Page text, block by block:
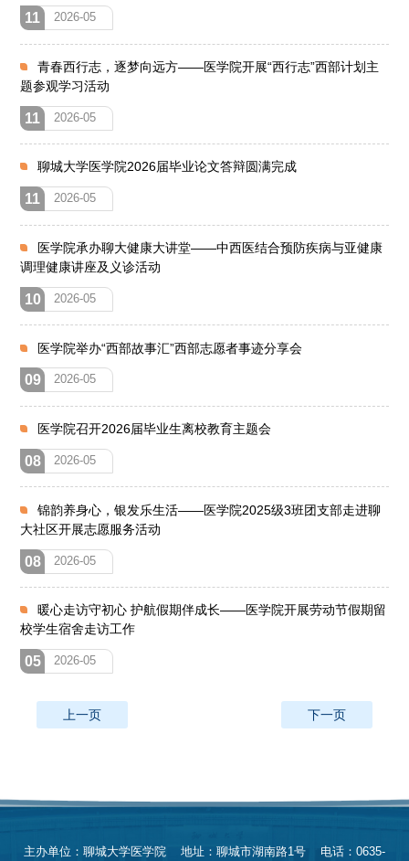
11 2026-05
青春西行志，逐梦向远方——医学院开展“西行志”西部计划主
题参观学习活动
11 2026-05
聊城大学医学院2026届毕业论文答辩圆满完成
11 2026-05
医学院承办聊大健康大讲堂——中西医结合预防疾病与亚健康
调理健康讲座及义诊活动
10 2026-05
医学院举办“西部故事汇”西部志愿者事迹分享会
09 2026-05
医学院召开2026届毕业生离校教育主题会
08 2026-05
锦韵养身心，银发乐生活——医学院2025级3班团支部走进聊
大社区开展志愿服务活动
08 2026-05
暖心走访守初心 护航假期伴成长——医学院开展劳动节假期留
校学生宿舍走访工作
05 2026-05
上一页 下一页
主办单位：聊城大学医学院 地址：聊城市湖南路1号 电话：0635-